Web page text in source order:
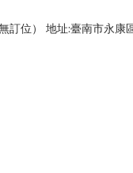
訂位） 地址:臺南市永康